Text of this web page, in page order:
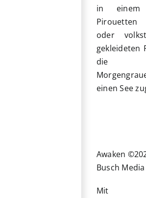
in einem
Pirouetten
oder
gekleideten
die
einen See
Awaken
Busch
Mit